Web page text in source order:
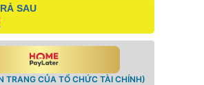
SAU
TRANG CỦA TỔ CHỨC TÀI CHÍNH)